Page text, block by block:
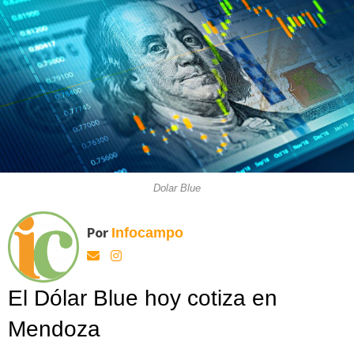
Dolar Blue
Por Infocampo
El Dólar Blue hoy cotiza en
Mendoza